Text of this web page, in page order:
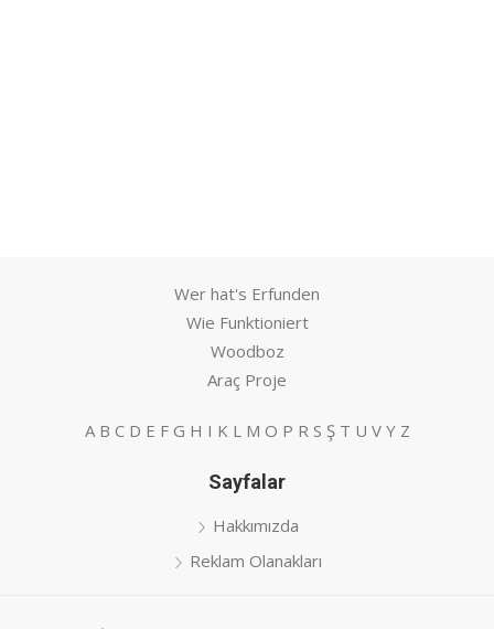
Wer hat's Erfunden
Wie Funktioniert
Woodboz
Araç Proje
A B C D E F G H I K L M O P R S Ş T U V Y Z
Sayfalar
Hakkımızda
Reklam Olanakları